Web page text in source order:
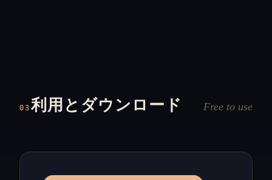
03利用とダウンロード Free to use